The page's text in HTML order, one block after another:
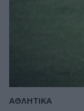
ΑΘΛΗΤΙΚΑ